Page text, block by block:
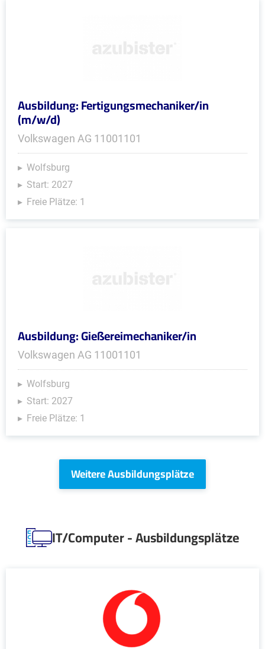
Ausbildung: Fertigungsmechaniker/in
(m/w/d)
Volkswagen AG 11001101
Wolfsburg
Start: 2027
Freie Plätze: 1
Ausbildung: Gießereimechaniker/in
Volkswagen AG 11001101
Wolfsburg
Start: 2027
Freie Plätze: 1
Weitere Ausbildungsplätze
IT/Computer - Ausbildungsplätze